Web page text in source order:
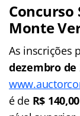
Concurso
Monte
As inscrições
dezembro de
é de R$ 140,00